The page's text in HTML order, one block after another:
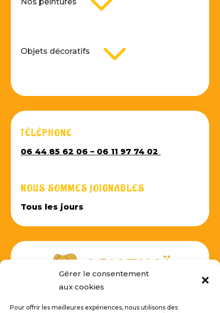
Gérer le consentement
aux cookies
Pour offrir les meilleures expériences, nous utilisons des
Objets décoratifs 3
TÉLÉPHONE
06 44 85 62 06 – 06 11 97 74 02
NOUS SOMMES JOIGNABLES
Tous les jours